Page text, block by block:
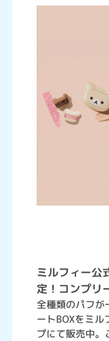
ミルフィー公
定！コンプリ
全種類のパフが
ートBOXをミル
プにて販売中。